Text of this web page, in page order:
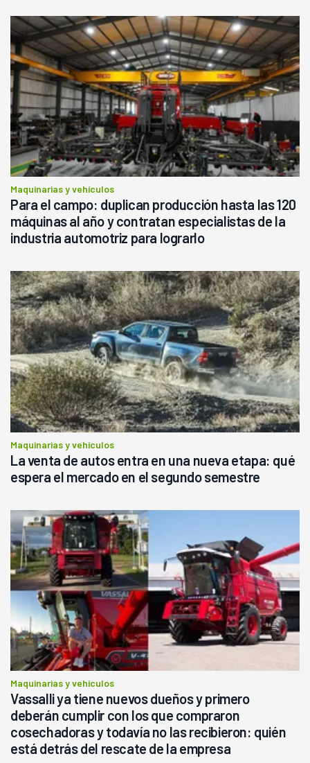
Maquinarias y vehículos
Para el campo: duplican producción hasta las 120
máquinas al año y contratan especialistas de la
industria automotriz para lograrlo
Maquinarias y vehículos
La venta de autos entra en una nueva etapa: qué
espera el mercado en el segundo semestre
Maquinarias y vehículos
Vassalli ya tiene nuevos dueños y primero
deberán cumplir con los que compraron
cosechadoras y todavía no las recibieron: quién
está detrás del rescate de la empresa